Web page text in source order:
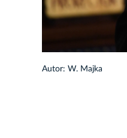
Autor: W. Majka